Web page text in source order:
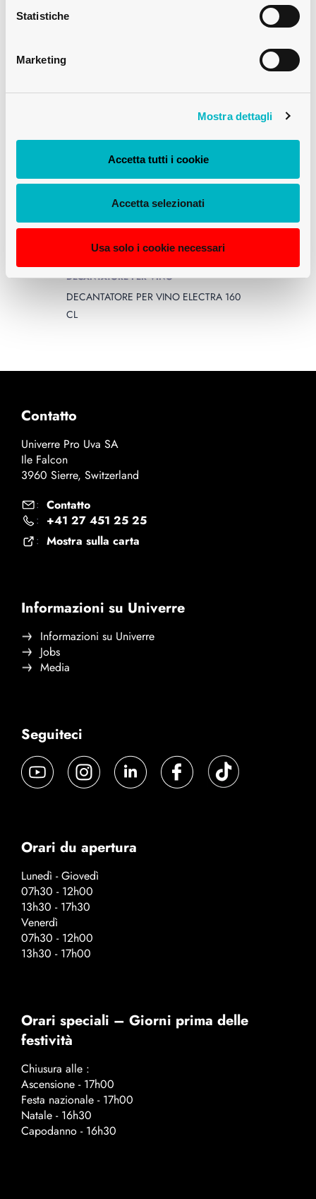
Statistiche
Marketing
Mostra dettagli
Accetta tutti i cookie
Accetta selezionati
Usa solo i cookie necessari
DECANTATORE PER VINO
DECANTATORE PER VINO ELECTRA 160
CL
Contatto
Univerre Pro Uva SA
Ile Falcon
3960 Sierre, Switzerland
: Contatto
: +41 27 451 25 25
: Mostra sulla carta
Informazioni su Univerre
Informazioni su Univerre
Jobs
Media
Seguiteci
Orari du apertura
Lunedì - Giovedì
07h30 - 12h00
13h30 - 17h30
Venerdì
07h30 - 12h00
13h30 - 17h00
Orari speciali – Giorni prima delle
festività
Chiusura alle :
Ascensione - 17h00
Festa nazionale - 17h00
Natale - 16h30
Capodanno - 16h30